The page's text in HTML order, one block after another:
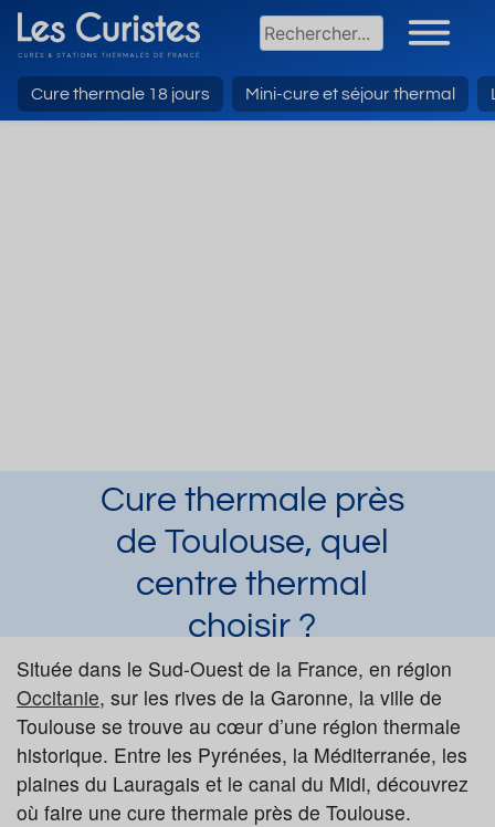
Cure thermale 18 jours Mini-cure et séjour thermal
Cure thermale près
de Toulouse, quel
centre thermal
choisir ?
Article publié par Laura Dupuyle 27/09/2024
Lamalou-Les-Bains
Rennes-les-Bains
Cransac-les-Thermes
Ussat-les-Bains
Casteljaloux
Avène-les-Bains
Demander une documentation
Située dans le Sud-Ouest de la France, en région
Occitanie, sur les rives de la Garonne, la ville de
Toulouse se trouve au cœur d’une région thermale
historique. Entre les Pyrénées, la Méditerranée, les
plaines du Lauragais et le canal du Midi, découvrez
où faire une cure thermale près de Toulouse.